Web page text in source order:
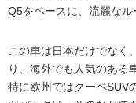
Q5をベースに、流麗なル
この車は日本だけでなく
り、海外でも人気のある
特に欧州ではクーペSUV